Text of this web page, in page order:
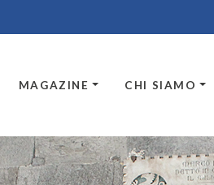
MAGAZINE CHI SIAMO